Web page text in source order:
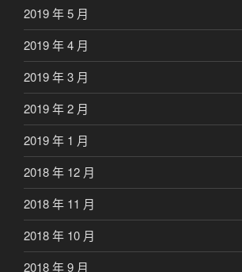
2019 年 5 月
2019 年 4 月
2019 年 3 月
2019 年 2 月
2019 年 1 月
2018 年 12 月
2018 年 11 月
2018 年 10 月
2018 年 9 月